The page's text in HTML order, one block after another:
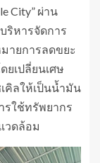
City” ผ่าน
ริหารจัดการ
ายการลดขยะ
ยเปลี่ยนเศษ
คิลให้เป็นน้ำมัน
รใช้ทรัพยากร
วดล้อม